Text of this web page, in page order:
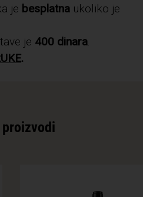
je besplatna ukoliko je
je 400 dinara.
.